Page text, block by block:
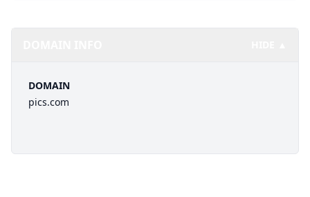
DOMAIN
pics.com